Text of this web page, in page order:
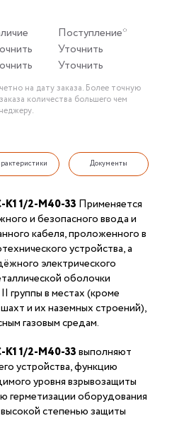
Поступление*
Уточнить
Уточнить
на дату заказа. Более точную
количества большего чем
Документы
1/2-М40-33 Применяется
и безопасного ввода и
кабеля, проложенного в
устройства, а
электрического
оболочки
группы в местах (кроме
и их наземных строений),
газовым средам.
1/2-М40-33выполняют
устройства, функцию
уровня взрывозащиты
герметизации оборудования
степенью защиты